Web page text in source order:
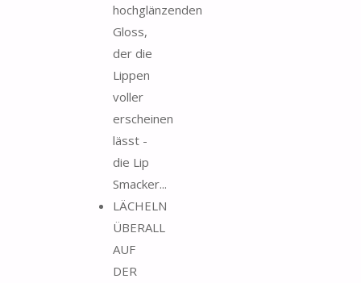
hochglänzenden
Gloss,
der die
Lippen
voller
erscheinen
lässt -
die Lip
Smacker...
LÄCHELN
ÜBERALL
AUF
DER